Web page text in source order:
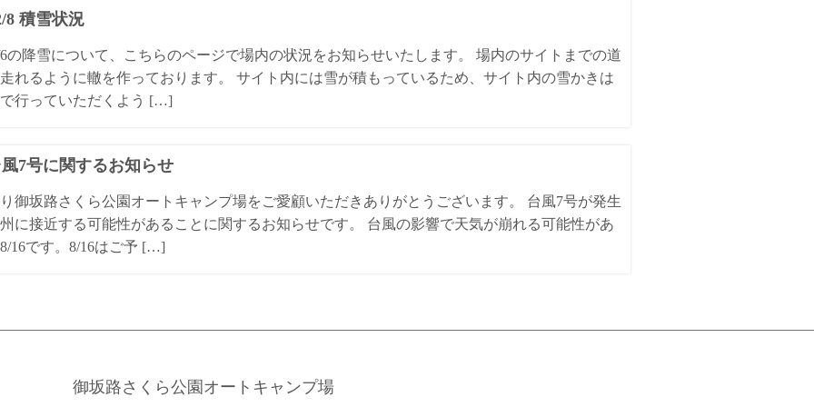
8 積雪状況
6の降雪について、こちらのページで場内の状況をお知らせいたします。 場内のサイトまでの道
れるように轍を作っております。 サイト内には雪が積もっているため、サイト内の雪かきは
行っていただくよう […]
7号に関するお知らせ
御坂路さくら公園オートキャンプ場をご愛顧いただきありがとうございます。 台風7号が発生
に接近する可能性があることに関するお知らせです。 台風の影響で天気が崩れる可能性があ
16です。8/16はご予 […]
御坂路さくら公園オートキャンプ場